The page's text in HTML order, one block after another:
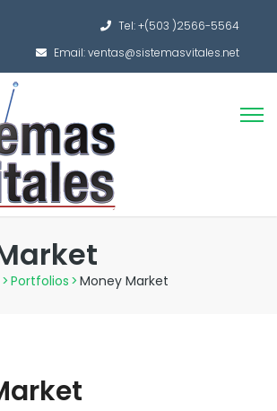
Tel: +(503 )2566-5564
Email: ventas@sistemasvitales.net
> Portfolios > Money Market